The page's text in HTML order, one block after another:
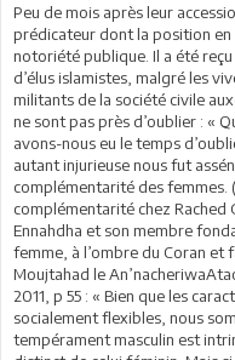
Peu de mois après leur
prédicateur dont la position en
notoriété publique. Il a été
d’élus islamistes, malgré les
militants de la société civile
ne sont pas près d’oublier : «
avons-nous eu le temps
autant injurieuse nous fut
complémentarité des femmes.
complémentarité chez Rached
Ennahdha et son membre
femme, à l’ombre du Coran et
Moujtahad le
2011, p 55 : « Bien que les
socialement flexibles, nous
tempérament masculin est